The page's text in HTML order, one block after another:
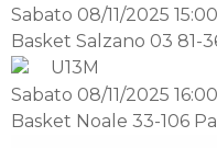
Sabato 08/11/2025 15:00
Basket Salzano 03 81-
U13M
Sabato 08/11/2025 16:00
Basket Noale 33-106